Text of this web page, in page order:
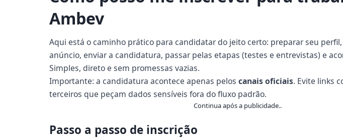
Ambev
Aqui está o caminho prático para candidatar do jeito certo: preparar seu
anúncio, enviar a candidatura, passar pelas etapas (testes e entrevistas) e
Simples, direto e sem promessas vazias.
Importante: a candidatura acontece apenas pelos canais oficiais. Evite links
terceiros que peçam dados sensíveis fora do fluxo padrão.
Continua após a publicidade..
Passo a passo de inscrição